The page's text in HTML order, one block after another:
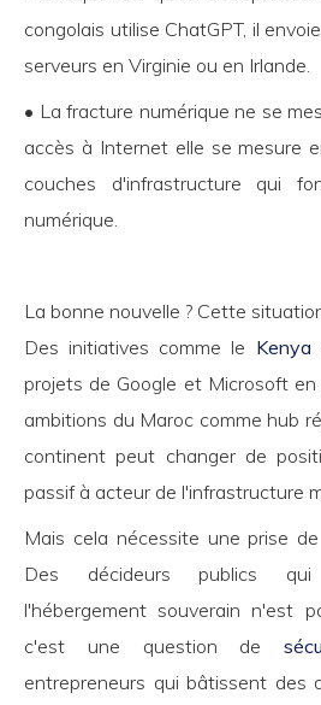
congolais utilise ChatGPT, il
serveurs en Virginie ou en Irlande.
• La fracture numérique ne se
accès à Internet elle se mesure
couches d'infrastructure qui
numérique.
La bonne nouvelle ? Cette
Des initiatives comme le Kenya
projets de Google et Microsoft
ambitions du Maroc comme hub
continent peut changer de
passif à acteur de l'infrastructure
Mais cela nécessite une prise
Des décideurs publics qui
l'hébergement souverain n'est
c'est une question de
entrepreneurs qui bâtissent des